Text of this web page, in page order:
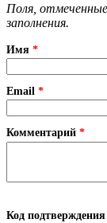
Поля, отмеченные
заполнения.
Имя *
Email *
Комментарий *
Код подтверждения